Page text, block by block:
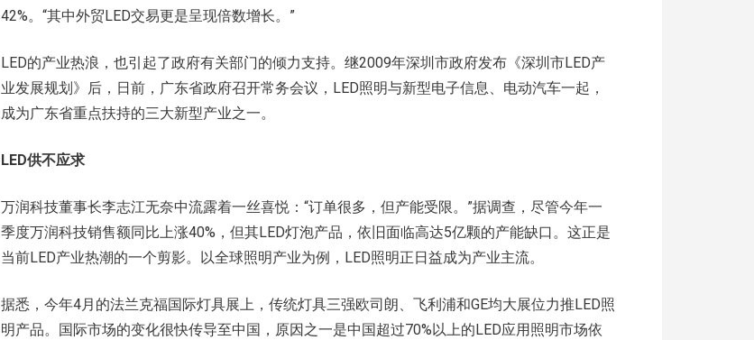
42%。“其中外贸LED交易更是呈现倍数增长。”
LED的产业热浪，也引起了政府有关部门的倾力支持。继2009年深圳市政府发布《深圳市LED产
业发展规划》后，日前，广东省政府召开常务会议，LED照明与新型电子信息、电动汽车一起，
成为广东省重点扶持的三大新型产业之一。
LED供不应求
万润科技董事长李志江无奈中流露着一丝喜悦：“订单很多，但产能受限。”据调查，尽管今年一
季度万润科技销售额同比上涨40%，但其LED灯泡产品，依旧面临高达5亿颗的产能缺口。这正是
当前LED产业热潮的一个剪影。以全球照明产业为例，LED照明正日益成为产业主流。
据悉，今年4月的法兰克福国际灯具展上，传统灯具三强欧司朗、飞利浦和GE均大展位力推LED照
明产品。国际市场的变化很快传导至中国，原因之一是中国超过70%以上的LED应用照明市场依